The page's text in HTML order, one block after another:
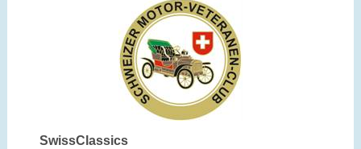
SwissClassics